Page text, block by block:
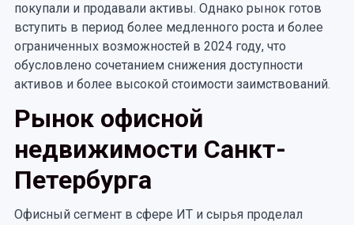
покупали и продавали активы. Однако рынок готов
вступить в период более медленного роста и более
ограниченных возможностей в 2024 году, что
обусловлено сочетанием снижения доступности
активов и более высокой стоимости заимствований.
Рынок офисной
недвижимости Санкт-
Петербурга
Офисный сегмент в сфере ИТ и сырья проделал